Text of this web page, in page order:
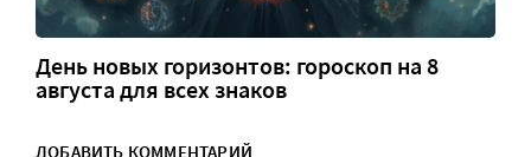
День новых горизонтов: гороскоп на 8
августа для всех знаков
ДОБАВИТЬ КОММЕНТАРИЙ